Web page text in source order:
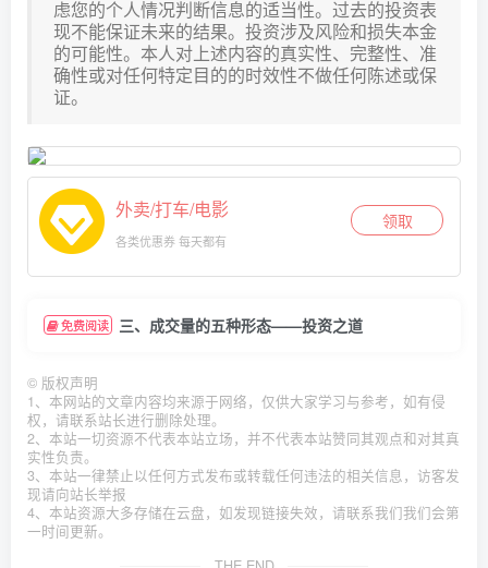
虑您的个人情况判断信息的适当性。过去的投资表
现不能保证未来的结果。投资涉及风险和损失本金
的可能性。本人对上述内容的真实性、完整性、准
确性或对任何特定目的的时效性不做任何陈述或保
证。
外卖/打车/电影
各类优惠券 每天都有
领取
免费阅读 三、成交量的五种形态——投资之道
© 版权声明
1、本网站的文章内容均来源于网络，仅供大家学习与参考，如有侵
权，请联系站长进行删除处理。
2、本站一切资源不代表本站立场，并不代表本站赞同其观点和对其真
实性负责。
3、本站一律禁止以任何方式发布或转载任何违法的相关信息，访客发
现请向站长举报
4、本站资源大多存储在云盘，如发现链接失效，请联系我们我们会第
一时间更新。